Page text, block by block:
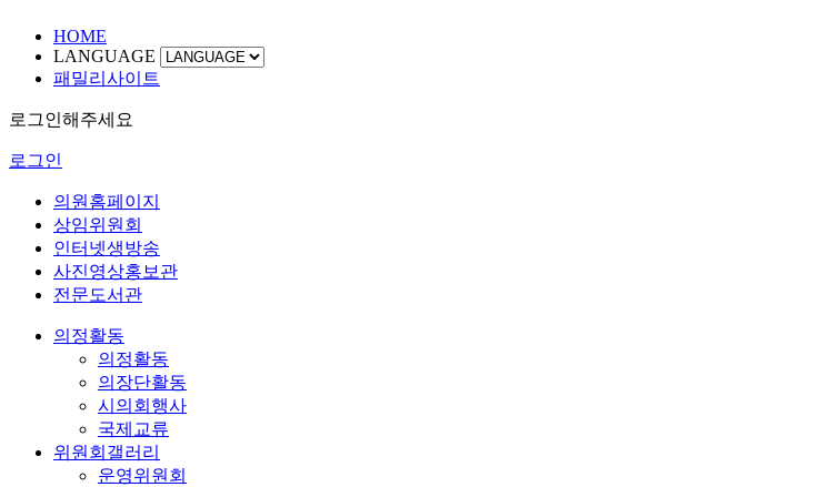
HOME
LANGUAGE
패밀리사이트
로그인해주세요
로그인
의원홈페이지
상임위원회
인터넷생방송
사진영상홍보관
전문도서관
의정활동
의정활동
의장단활동
시의회행사
국제교류
위원회갤러리
운영위원회